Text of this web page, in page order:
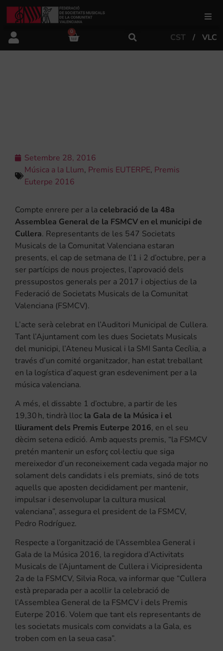
FSMCV
Actualitat
Tenda
0
CST VLC
Setembre 28, 2016
Música a la Llum, Premis EUTERPE, Premis
Euterpe 2016
Compte enrere per a la celebració de la 48a
Assemblea General de la FSMCV en el municipi de
Cullera. Representants de les 547 Societats
Musicals de la Comunitat Valenciana estaran
presents, el cap de setmana de l’1 i 2 d’octubre, per a
ser partícips de nous projectes, l’aprovació dels
pressupostos generals per a 2017 i objectius de la
Federació de Societats Musicals de la Comunitat
Valenciana (FSMCV).
L’acte serà celebrat en l’Auditori Municipal de Cullera.
Tant l’Ajuntament com les dues Societats Musicals
del municipi, l’Ateneu Musical i la SMI Santa Cecília, a
través d’un comité organitzador, han estat treballant
en la logística d’aquest gran esdeveniment per a la
música valenciana.
A més, el dissabte 1 d’octubre, a partir de les
19,30 h, tindrà lloc la Gala de la Música i el
lliurament dels Premis Euterpe 2016, en el seu
dècim setena edició. Amb aquests premis, “la FSMCV
pretén mantenir un esforç col·lectiu que siga
mereixedor d’un reconeixement cada vegada major no
solament dels candidats i els premiats, sinó de tots
aquells que aposten decididament per mantenir,
impulsar i desenvolupar la cultura musical
valenciana”, assegura el president de la FSMCV,
Pedro Rodríguez.
Respecte a l’organització de l’Assemblea General i
Gala de la Música 2016, la regidora d’Activitats
Musicals de l’Ajuntament de Cullera i Vicipresidenta
2a de la FSMCV, Silvia Roca, va informar que “Cullera
està preparada per a acollir la celebració de
l’Assemblea General de la FSMCV i dels Premis
Euterpe 2016. Volem que tant els representants de
les societats musicals com convidats a la Gala, es
troben com en la seua casa”.